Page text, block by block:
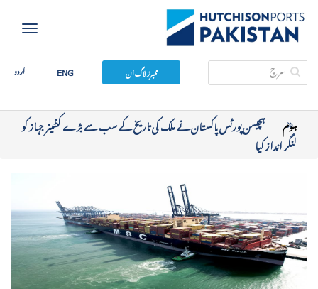
ممبرز لاگ ان ENG اردو
Toggle
ہوم ہچیسن پورٹس پاکستان نے ملک کی تاریخ کے سب سے بڑے کنٹینر جہاز کو
لنگر انداز کیا